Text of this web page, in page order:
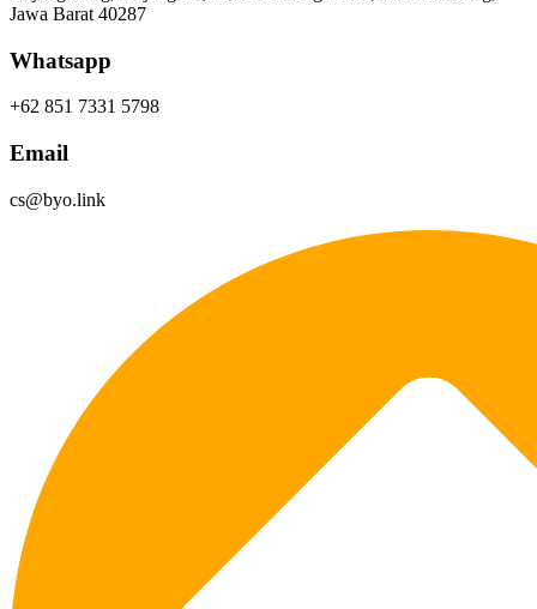
Jawa Barat 40287
Whatsapp
+62 851 7331 5798
Email
cs@byo.link